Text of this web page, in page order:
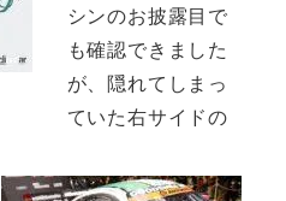
シンのお披露目で
も確認できました
が、隠れてしまっ
ていた右サイドの